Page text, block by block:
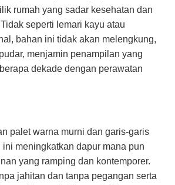
rumah yang sadar kesehatan dan
seperti lemari kayu atau
bahan ini tidak akan melengkung,
menjamin penampilan yang
dekade dengan perawatan
palet warna murni dan garis-garis
meningkatkan dapur mana pun
yang ramping dan kontemporer.
jahitan dan tanpa pegangan serta